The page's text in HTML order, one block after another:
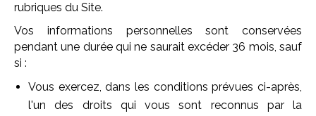
rubriques du Site.
Vos informations personnelles sont conservées
pendant une durée qui ne saurait excéder 36 mois, sauf
si :
Vous exercez, dans les conditions prévues ci-après,
l'un des droits qui vous sont reconnus par la